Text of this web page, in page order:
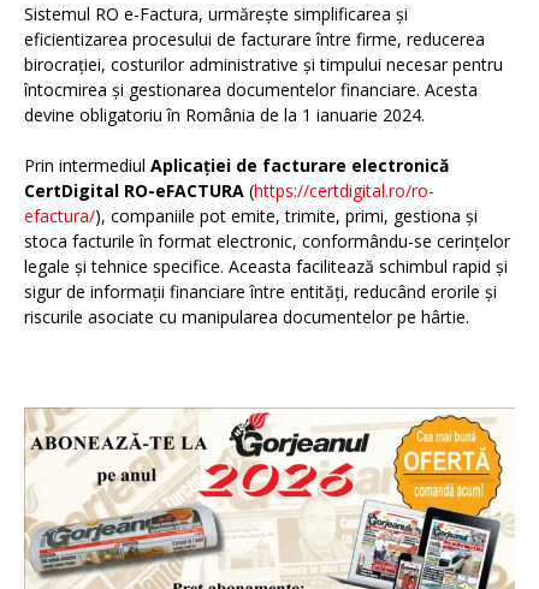
Sistemul RO e-Factura, urmărește simplificarea și
eficientizarea procesului de facturare între firme, reducerea
birocrației, costurilor administrative și timpului necesar pentru
întocmirea și gestionarea documentelor financiare. Acesta
devine obligatoriu în România de la 1 ianuarie 2024.
Prin intermediul Aplicației de facturare electronică
CertDigital RO-eFACTURA (https://certdigital.ro/ro-
efactura/), companiile pot emite, trimite, primi, gestiona și
stoca facturile în format electronic, conformându-se cerințelor
legale și tehnice specifice. Aceasta facilitează schimbul rapid și
sigur de informații financiare între entități, reducând erorile și
riscurile asociate cu manipularea documentelor pe hârtie.